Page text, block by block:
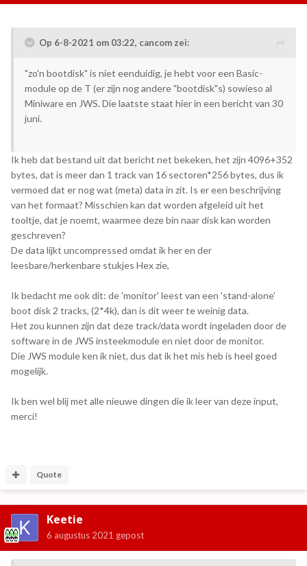
Op 6-8-2021 om 03:22, cancom zei:
"zo'n bootdisk" is niet eenduidig, je hebt voor een Basic-
module op de T (er zijn nog andere "bootdisk"s) sowieso al
Miniware en JWS. Die laatste staat hier in een bericht van 30
juni.
Ik heb dat bestand uit dat bericht net bekeken, het zijn 4096+352
bytes, dat is meer dan 1 track van 16 sectoren*256 bytes, dus ik
vermoed dat er nog wat (meta) data in zit. Is er een beschrijving
van het formaat? Misschien kan dat worden afgeleid uit het
tooltje, dat je noemt, waarmee deze bin naar disk kan worden
geschreven?
De data lijkt uncompressed omdat ik her en der
leesbare/herkenbare stukjes Hex zie,
Ik bedacht me ook dit: de 'monitor' leest van een 'stand-alone'
boot disk 2 tracks, (2*4k), dan is dit weer te weinig data.
Het zou kunnen zijn dat deze track/data wordt ingeladen door de
software in de JWS insteekmodule en niet door de monitor.
Die JWS module ken ik niet, dus dat ik het mis heb is heel goed
mogelijk.
Ik ben wel blij met alle nieuwe dingen die ik leer van deze input,
merci!
Quote
Keetie
6 augustus 2021 gepost